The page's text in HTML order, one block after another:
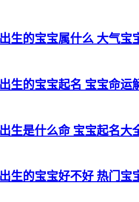
生的宝宝属什么 大气宝
生的宝宝起名 宝宝命运
生是什么命 宝宝起名大
生的宝宝好不好 热门宝